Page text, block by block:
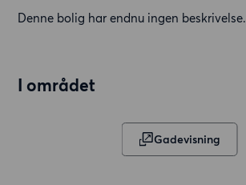
Denne bolig har endnu ingen beskrivelse.
I området
Gadevisning